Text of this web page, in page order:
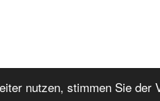
Stolz präsentiert von WordPress
nutzen, stimmen Sie